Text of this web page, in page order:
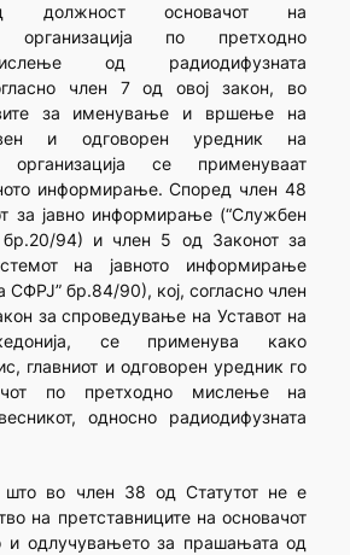
должност основачот на
организација по претходно
од радиодифузната
член 7 од овој закон, во
за именување и вршење на
и одговорен уредник на
организација се применуваат
информирање. Според член 48
за јавно информирање (“Службен
94) и член 5 од Законот за
на јавното информирање
СФРЈ” бр.84/90), кој, согласно член
за спроведување на Уставот на
се применува како
главниот и одговорен уредник го
по претходно мислење на
односно радиодифузната
во член 38 од Статутот не е
на претставниците на основачот
и одлучувањето за прашањата од